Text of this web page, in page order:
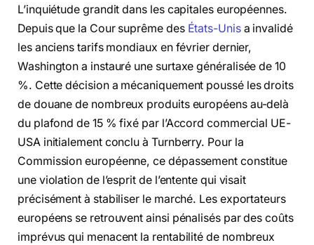
L’inquiétude grandit dans les capitales européennes.
Depuis que la Cour suprême des États-Unisa invalidé
les anciens tarifs mondiaux en février dernier,
Washington a instauré une surtaxe généralisée de 10
%. Cette décision a mécaniquement poussé les droits
de douane de nombreux produits européens au-delà
du plafond de 15 % fixé par l’Accord commercial UE-
USA initialement conclu à Turnberry. Pour la
Commission européenne, ce dépassement constitue
une violation de l’esprit de l’entente qui visait
précisément à stabiliser le marché. Les exportateurs
européens se retrouvent ainsi pénalisés par des coûts
imprévus qui menacent la rentabilité de nombreux